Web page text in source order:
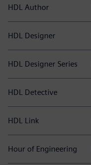
HDL Author
HDL Designer
HDL Designer Series
HDL Detective
HDL Link
Hour of Engineering